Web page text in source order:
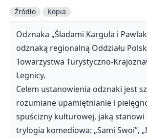
Źródło Kopia
Odznaka „Śladami Kargula i
odznaką regionalną Oddziału
Towarzystwa Turystyczno-
Legnicy.
Celem ustanowienia odznaki jest
rozumiane upamiętnianie i
spuścizny kulturowej, jaką
trylogia komediowa: „Sami Swoi”,